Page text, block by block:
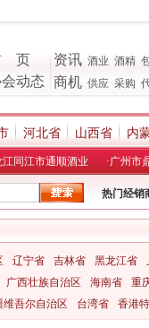
页
动态
资讯 酒业 酒精
商机 供应 采购
河北省 山西省 内
江同江市通顺酒业 ·广州市
热门经销
辽宁省 吉林省 黑龙江省
广西壮族自治区 海南省
重
维吾尔自治区 台湾省 香港